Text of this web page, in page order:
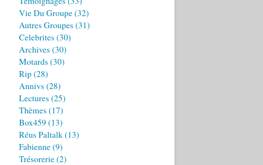
Vie Du Groupe(32)
Autres Groupes (31)
Celebrites (30)
Archives (30)
Motards (30)
Rip(28)
Annivs (28)
Lectures (25)
Thèmes (17)
Box459 (13)
Réus Paltalk(13)
Fabienne(9)
Trésorerie(2)